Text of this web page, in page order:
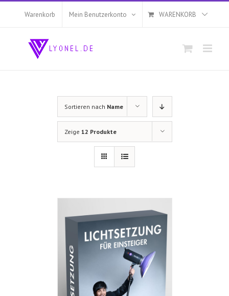
Zum
Warenkorb Mein Benutzerkonto WARENKORB
Sortieren nach Name
Zeige 12 Produkte